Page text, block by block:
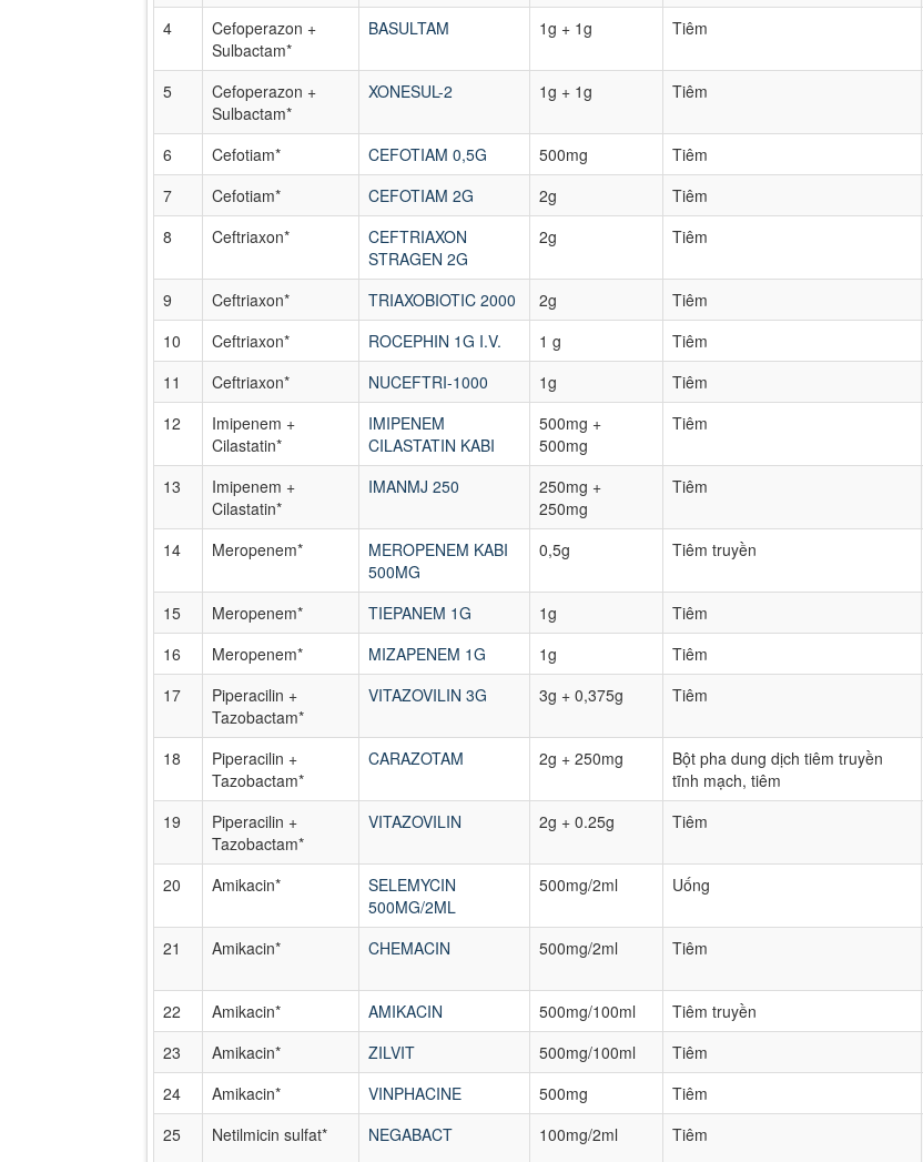
4
Cefoperazon +
Sulbactam*
BASULTAM 1g + 1g Tiêm
5
Cefoperazon +
Sulbactam*
XONESUL-2 1g + 1g Tiêm
6 Cefotiam* CEFOTIAM 0,5G 500mg Tiêm
7
Cefotiam* CEFOTIAM 2G 2g Tiêm
8
Ceftriaxon*
CEFTRIAXON
STRAGEN 2G
2g Tiêm
9 Ceftriaxon* TRIAXOBIOTIC 2000 2g Tiêm
10
Ceftriaxon* ROCEPHIN 1G I.V. 1 g Tiêm
11
Ceftriaxon* NUCEFTRI-1000 1g Tiêm
12
Imipenem +
Cilastatin*
IMIPENEM
CILASTATIN KABI
500mg +
500mg
Tiêm
13
Imipenem +
Cilastatin*
IMANMJ 250
250mg +
250mg
Tiêm
14 Meropenem*
MEROPENEM KABI
500MG
0,5g Tiêm truyền
15 Meropenem* TIEPANEM 1G 1g Tiêm
16
Meropenem* MIZAPENEM 1G 1g Tiêm
17
Piperacilin +
Tazobactam*
VITAZOVILIN 3G 3g + 0,375g Tiêm
18
Piperacilin +
Tazobactam*
CARAZOTAM 2g + 250mg
Bột pha dung dịch tiêm truyền
tĩnh mạch, tiêm
19
Piperacilin +
Tazobactam*
VITAZOVILIN 2g + 0.25g Tiêm
20 Amikacin*
SELEMYCIN
500MG/2ML
500mg/2ml Uống
21 Amikacin* CHEMACIN 500mg/2ml Tiêm
22 Amikacin* AMIKACIN 500mg/100ml Tiêm truyền
23
Amikacin* ZILVIT 500mg/100ml Tiêm
24
Amikacin* VINPHACINE 500mg Tiêm
25
Netilmicin sulfat* NEGABACT 100mg/2ml Tiêm